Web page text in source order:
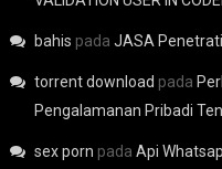
bahis padaJASA
torrent download pada
Pengalamanan Pribadi
sex porn padaApi